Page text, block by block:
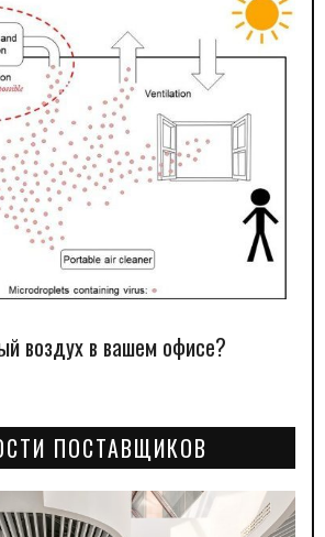
воздух в вашем офисе?
ПОСТАВЩИКОВ